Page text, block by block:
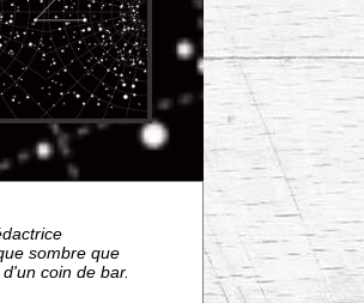
sombre que
coin de bar.